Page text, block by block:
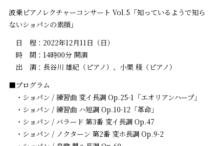
波乗ピアノレクチャーコンサート Vol.5「知っているようで知ら
ないショパンの素顔」
日 程：2022年12月11日（日）
時 間：14時00分 開演
出 演：長谷川 雄紀（ピアノ）、小栗 稜（ピアノ）
■プログラム
・ショパン / 練習曲 変イ長調 Op.25-1「エオリアンハープ」
・ショパン / 練習曲 ハ短調 Op.10-12「革命」
・ショパン / バラード 第3番 変イ長調 Op.47
・ショパン / ノクターン 第2番 変ホ長調 Op.9-2